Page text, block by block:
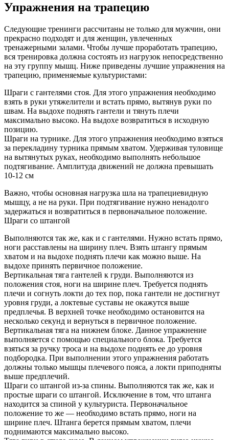
Упражнения на трапецию
Следующие тренинги рассчитаны не только для мужчин, они
прекрасно подходят и для женщин, увлеченных
тренажерными залами. Чтобы лучше проработать трапецию,
вся тренировка должна состоять из нагрузок непосредственно
на эту группу мышц. Ниже приведены лучшие упражнения на
трапецию, применяемые культуристами:
Шраги с гантелями стоя. Для этого упражнения необходимо
взять в руки утяжелители и встать прямо, вытянув руки по
швам. На выдохе поднять гантели и тянуть плечи
максимально высоко. На выдохе возвратиться в исходную
позицию.
Шраги на турнике. Для этого упражнения необходимо взяться
за перекладину турника прямым хватом. Удерживая туловище
на вытянутых руках, необходимо выполнять небольшое
подтягивание. Амплитуда движений не должна превышать
10-12 см
Важно, чтобы основная нагрузка шла на трапециевидную
мышцу, а не на руки. При подтягивание нужно ненадолго
задержаться и возвратиться в первоначальное положение.
Шраги со штангой
Выполняются так же, как и с гантелями. Нужно встать прямо,
ноги расставлены на ширину плеч. Взять штангу прямым
хватом и на выдохе поднять плечи как можно выше. На
выдохе принять первичное положение.
Вертикальная тяга гантелей к груди. Выполняются из
положения стоя, ноги на ширине плеч. Требуется поднять
плечи и согнуть локти до тех пор, пока гантели не достигнут
уровня груди, а локтевые суставы не окажутся выше
предплечья. В верхней точке необходимо остановится на
несколько секунд и вернуться в первичное положение.
Вертикальная тяга на нижнем блоке. Данное упражнение
выполняется с помощью специального блока. Требуется
взяться за ручку троса и на выдохе поднять ее до уровня
подбородка. При выполнении этого упражнения работать
должны только мышцы плечевого пояса, а локти приподняты
выше предплечий.
Шраги со штангой из-за спины. Выполняются так же, как и
простые шраги со штангой. Исключение в том, что штанга
находится за спиной у культуриста. Первоначальное
положение то же — необходимо встать прямо, ноги на
ширине плеч. Штанга берется прямым хватом, плечи
поднимаются максимально высоко.